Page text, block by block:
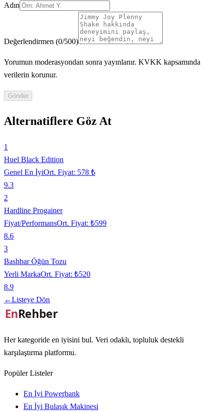
Adın
Değerlendirmen (0/500)
Yorumun moderasyondan sonra yayınlanır. KVKK kapsamında
verilerin korunur.
Gönder
Alternatiflere Göz At
1
Huel Black Edition
Genel En İyiOrt. Fiyat: 578 ₺
9.3
2
Hardline Progainer
Fiyat/PerformansOrt. Fiyat: ₺599
8.6
3
Bashbar Öğün Tozu
Yerli MarkaOrt. Fiyat: ₺520
8.9
←Listeye Dön
Her kategoride en iyisini bul. Veri odaklı, topluluk destekli
karşılaştırma platformu.
Popüler Listeler
En İyi Powerbank
En İyi Bulaşık Makinesi